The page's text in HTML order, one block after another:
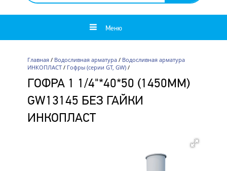
Меню
Главная/ Водосливная арматура/ Водосливная арматура
ИНКОПЛАСТ/ Гофры (серии GT, GW)/
ГОФРА 1 1/4"*40*50 (1450ММ)
GW13145 БЕЗ ГАЙКИ
ИНКОПЛАСТ